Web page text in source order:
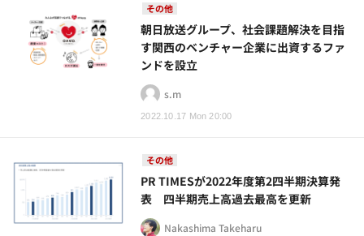
その他
2022.10.17 Mon 20:00
朝日放送グループ、社会課題解決を目指
す関西のベンチャー企業に出資するファ
ンドを設立
s.m
その他
PR TIMESが2022年度第2四半期決算発
表 四半期売上高過去最高を更新
Nakashima Takeharu